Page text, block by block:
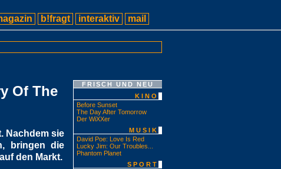
b!fragt interaktiv mail
Of The
Nachdem sie
bringen die
den Markt.
FRISCH UND NEU
KINO
Before Sunset
The Day After Tomorrow
Der WiXXer
MUSIK
David Poe: Love Is Red
Lucky Jim: Our Troubles...
Phantom Planet
SPORT